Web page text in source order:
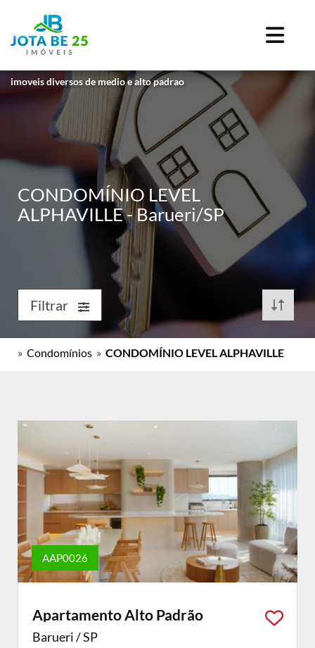
imoveis diversos de medio e alto padrao
CONDOMÍNIO LEVEL
ALPHAVILLE - Barueri/SP
Filtrar
» Condomínios » CONDOMÍNIO LEVEL ALPHAVILLE
AAP0026
Apartamento Alto Padrão
Barueri / SP